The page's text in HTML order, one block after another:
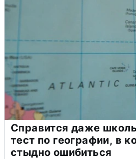
Справится даже
тест по географии, в
стыдно ошибиться